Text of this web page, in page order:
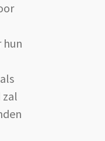
hun
zal